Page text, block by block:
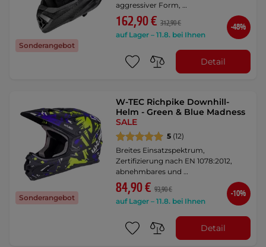
Sonderangebot
aggressiver Form, …
162,90 € 312,90 €
auf Lager – 11.8. bei Ihnen
-48%
Detail
Sonderangebot
W-TEC Richpike Downhill-
Helm - Green & Blue Madness
SALE
5 (12)
Breites Einsatzspektrum,
Zertifizierung nach EN 1078:2012,
abnehmbares und …
84,90 € 93,90 €
auf Lager – 11.8. bei Ihnen
-10%
Detail